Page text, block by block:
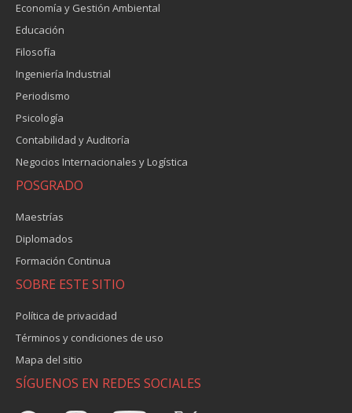
Economía y Gestión Ambiental
Educación
Filosofía
Ingeniería Industrial
Periodismo
Psicología
Contabilidad y Auditoría
Negocios Internacionales y Logística
POSGRADO
Maestrías
Diplomados
Formación Continua
SOBRE ESTE SITIO
Política de privacidad
Términos y condiciones de uso
Mapa del sitio
SÍGUENOS EN REDES SOCIALES